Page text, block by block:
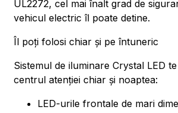
UL2272, cel mai înalt grad de
vehicul electric îl poate detine.
Îl poți folosi chiar și pe întuneric
Sistemul de iluminare Crystal LED
centrul atenției chiar și noaptea:
LED-urile frontale de mari